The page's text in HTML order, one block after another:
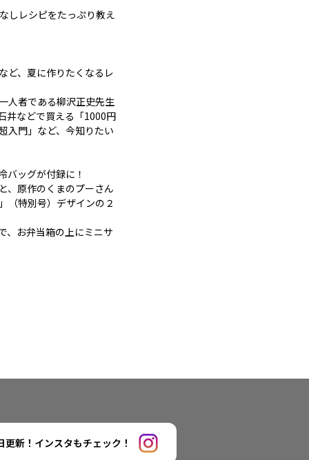
しレシピをたっぷり教え
ど、夏に作りたくなるレ
人者である柳沢正史先生
井などで買える「1000円
入門」など、今知りたい
バッグが付録に！
、原作のくまのプーさん
（特別号）デザインの２
、お弁当箱の上にミニサ
更新！インスタもチェック！